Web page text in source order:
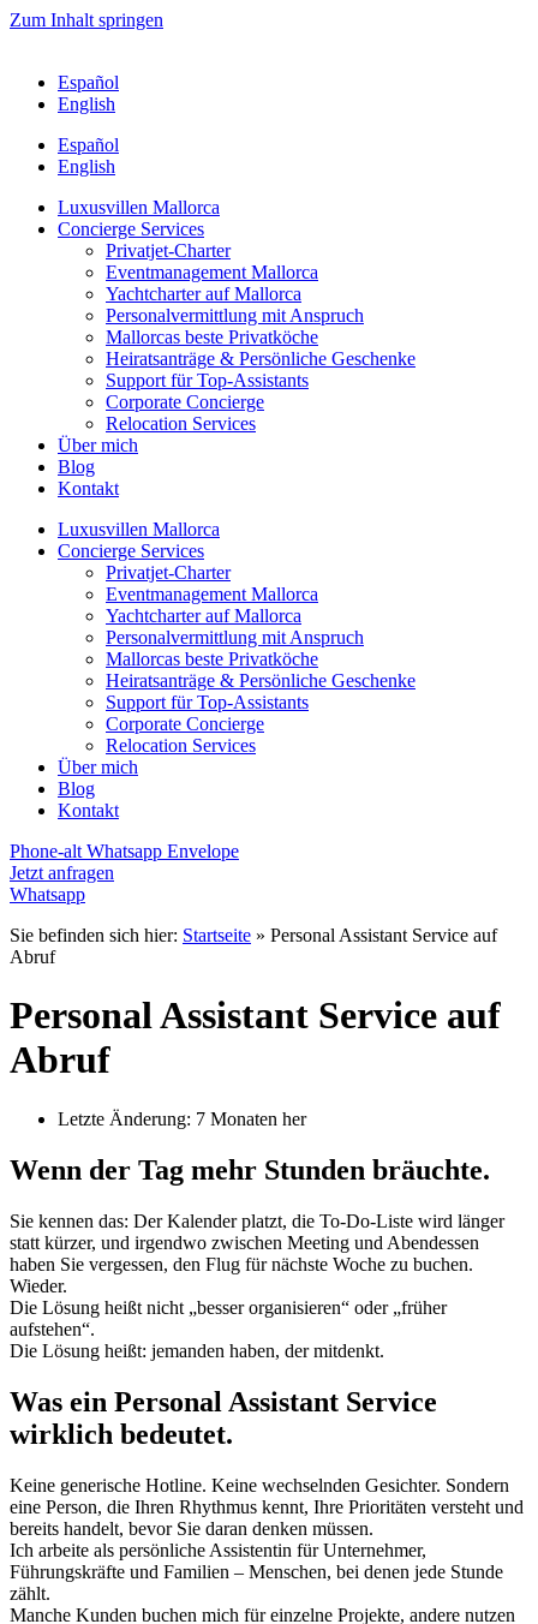
Zum Inhalt springen
Español
English
Español
English
Luxusvillen Mallorca
Concierge Services
Privatjet-Charter
Eventmanagement Mallorca
Yachtcharter auf Mallorca
Personalvermittlung mit Anspruch
Mallorcas beste Privatköche
Heiratsanträge & Persönliche Geschenke
Support für Top-Assistants
Corporate Concierge
Relocation Services
Über mich
Blog
Kontakt
Luxusvillen Mallorca
Concierge Services
Privatjet-Charter
Eventmanagement Mallorca
Yachtcharter auf Mallorca
Personalvermittlung mit Anspruch
Mallorcas beste Privatköche
Heiratsanträge & Persönliche Geschenke
Support für Top-Assistants
Corporate Concierge
Relocation Services
Über mich
Blog
Kontakt
Phone-alt Whatsapp Envelope
Jetzt anfragen
Whatsapp
Sie befinden sich hier: Startseite » Personal Assistant Service auf
Abruf
Personal Assistant Service auf
Abruf
Letzte Änderung: 7 Monaten her
Wenn der Tag mehr Stunden bräuchte.
Sie kennen das: Der Kalender platzt, die To-Do-Liste wird länger
statt kürzer, und irgendwo zwischen Meeting und Abendessen
haben Sie vergessen, den Flug für nächste Woche zu buchen.
Wieder.
Die Lösung heißt nicht „besser organisieren“ oder „früher
aufstehen“.
Die Lösung heißt: jemanden haben, der mitdenkt.
Was ein Personal Assistant Service
wirklich bedeutet.
Keine generische Hotline. Keine wechselnden Gesichter. Sondern
eine Person, die Ihren Rhythmus kennt, Ihre Prioritäten versteht und
bereits handelt, bevor Sie daran denken müssen.
Ich arbeite als persönliche Assistentin für Unternehmer,
Führungskräfte und Familien – Menschen, bei denen jede Stunde
zählt.
Manche Kunden buchen mich für einzelne Projekte, andere nutzen